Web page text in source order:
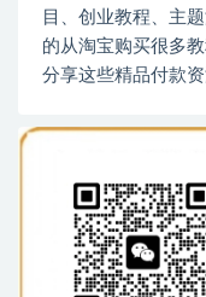
目、创业教程、主
的从淘宝购买很多
分享这些精品付款资